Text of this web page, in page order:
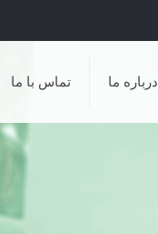
درباره ما تماس با ما